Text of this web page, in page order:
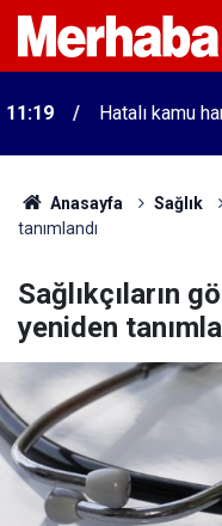
11:19 Hatalı kamu
Anasayfa Sağlık
tanımlandı
Sağlıkçıların
yeniden